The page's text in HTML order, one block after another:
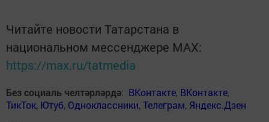
Читайте новости Татарстана в
национальном мессенджере MАХ:
https://max.ru/tatmedia
Без социаль челтәрләрдә: ВКонтакте, ВКонтакте,
ТикТок, Ютуб, Одноклассники,Телеграм, Яндекс.Дзен